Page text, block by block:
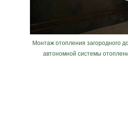
Монтаж отопления загородного
автономной системы